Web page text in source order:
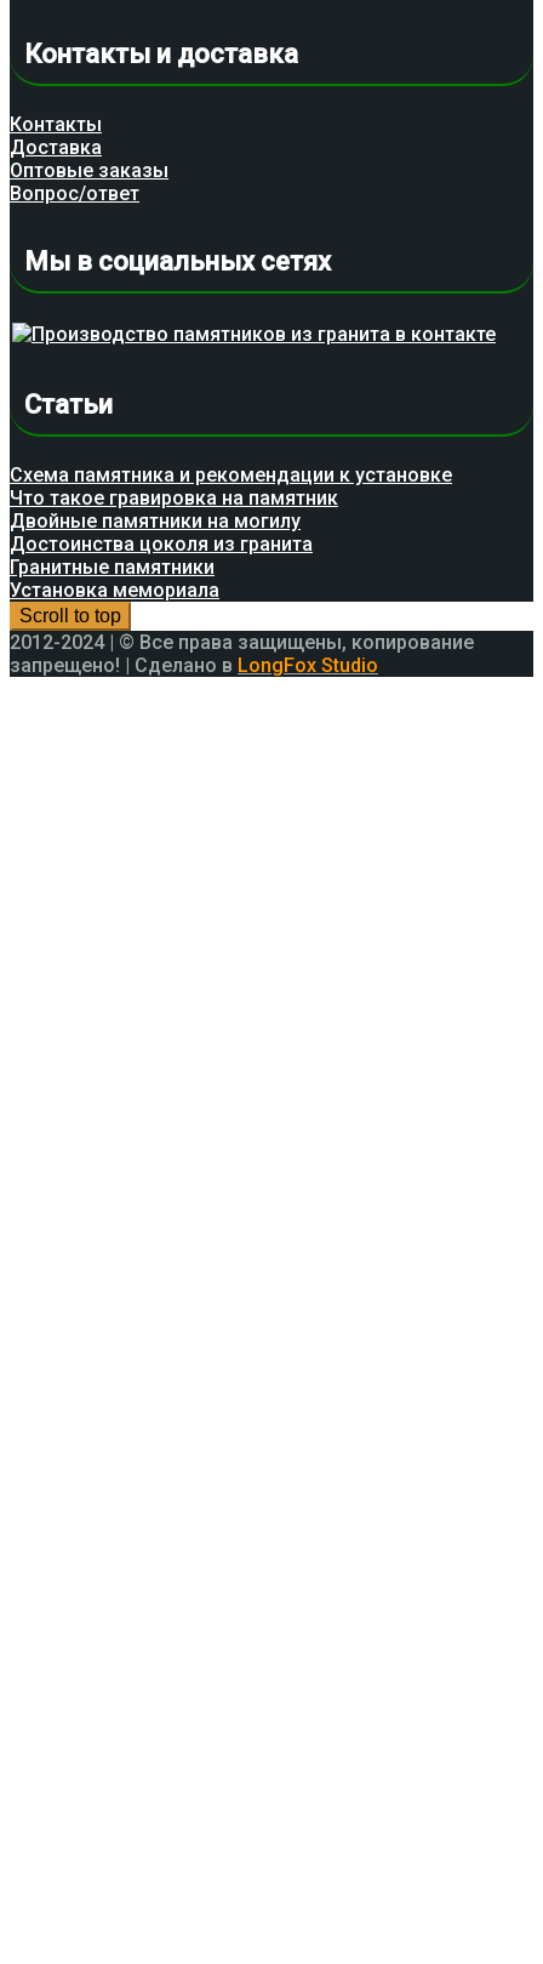
Контакты и доставка
Контакты
Доставка
Оптовые заказы
Вопрос/ответ
Мы в социальных сетях
Статьи
Схема памятника и рекомендации к установке
Что такое гравировка на памятник
Двойные памятники на могилу
Достоинства цоколя из гранита
Гранитные памятники
Установка мемориала
Scroll to top
2012-2024 | © Все права защищены, копирование
запрещено! | Сделано в LongFox Studio